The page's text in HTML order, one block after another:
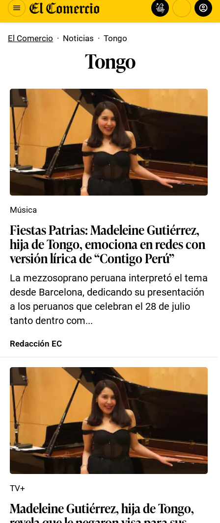
El Comercio · Noticias · Tongo
Tongo
Fiestas Patrias: Madeleine Gutiérrez,
hija de Tongo, emociona en redes con
versión lírica de “Contigo Perú”
La mezzosoprano peruana interpretó el tema
desde Barcelona, dedicando su presentación
a los peruanos que celebran el 28 de julio
tanto dentro com...
Música
Redacción EC
Madeleine Gutiérrez, hija de Tongo,
TV+